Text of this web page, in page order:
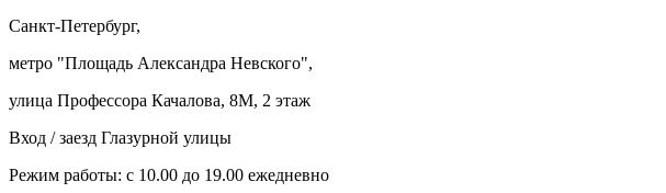
Санкт-Петербург,
метро "Площадь Александра Невского",
улица Профессора Качалова, 8М, 2 этаж
Вход / заезд Глазурной улицы
Режим работы: с 10.00 до 19.00 ежедневно